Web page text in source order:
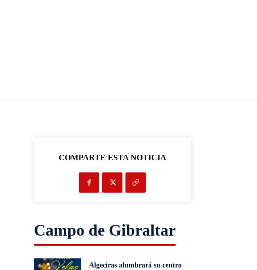
COMPARTE ESTA NOTICIA
Campo de Gibraltar
Algeciras alumbrará su centro